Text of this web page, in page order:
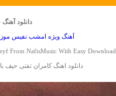
دانلود آهنگ
آهنگ ویژه امشب نفیس
From NafisMusic With Easy Download
دانلود اهنگ کامران تفتی حیف با 2 کیفیت + متن ترانه + پخش آنلاین موزیک